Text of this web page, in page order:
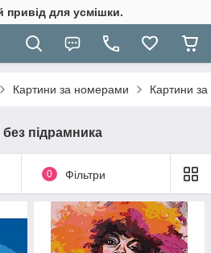
для усмішки.
Картини за номерами Картини
підрамника
0 Фільтри